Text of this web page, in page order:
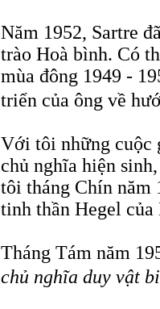
Năm 1952, Sartre
trào Hoà bình. Có
mùa đông 1949 -
triển của ông về
Với tôi những cuộc
chủ nghĩa hiện
tôi tháng Chín năm
tinh thần Hegel của
Tháng Tám năm
chủ nghĩa duy vật